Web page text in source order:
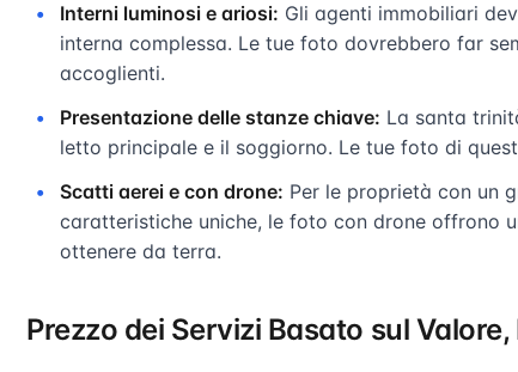
Interni luminosi e ariosi: Gli agenti immobiliari
interna complessa. Le tue foto dovrebbero far
accoglienti.
Presentazione delle stanze chiave: La santa
letto principale e il soggiorno. Le tue foto di
Scatti aerei e con drone: Per le proprietà con un
caratteristiche uniche, le foto con drone offrono
ottenere da terra.
Prezzo dei Servizi Basato sul